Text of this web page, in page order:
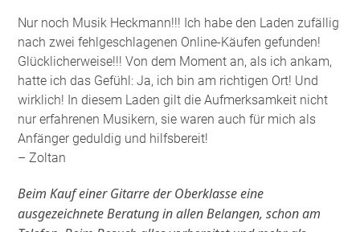
Nur noch Musik Heckmann!!! Ich habe den Laden zufällig
nach zwei fehlgeschlagenen Online-Käufen gefunden!
Glücklicherweise!!! Von dem Moment an, als ich ankam,
hatte ich das Gefühl: Ja, ich bin am richtigen Ort! Und
wirklich! In diesem Laden gilt die Aufmerksamkeit nicht
nur erfahrenen Musikern, sie waren auch für mich als
Anfänger geduldig und hilfsbereit!
– Zoltan
Beim Kauf einer Gitarre der Oberklasse eine
ausgezeichnete Beratung in allen Belangen, schon am